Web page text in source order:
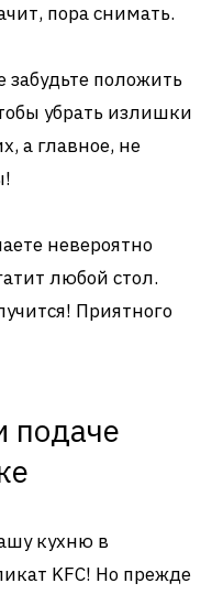
пора снимать.
забудьте положить
убрать излишки
а главное, не
невероятно
любой стол.
Приятного
подаче
кухню в
KFC! Но прежде